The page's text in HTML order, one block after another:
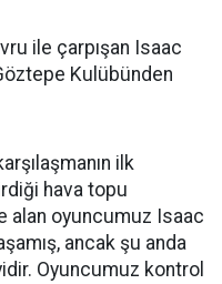
ile çarpışan Isaac
Kulübünden
ilk
hava topu
alan oyuncumuz Isaac
ancak şu anda
Oyuncumuz kontrol